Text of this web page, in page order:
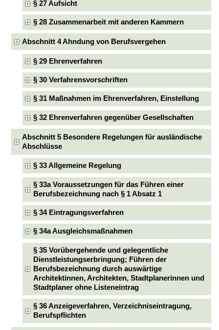
§ 27 Aufsicht
§ 28 Zusammenarbeit mit anderen Kammern
Abschnitt 4 Ahndung von Berufsvergehen
§ 29 Ehrenverfahren
§ 30 Verfahrensvorschriften
§ 31 Maßnahmen im Ehrenverfahren, Einstellung
§ 32 Ehrenverfahren gegenüber Gesellschaften
Abschnitt 5 Besondere Regelungen für ausländische
Abschlüsse
§ 33 Allgemeine Regelung
§ 33a Voraussetzungen für das Führen einer
Berufsbezeichnung nach § 1 Absatz 1
§ 34 Eintragungsverfahren
§ 34a Ausgleichsmaßnahmen
§ 35 Vorübergehende und gelegentliche
Dienstleistungserbringung; Führen der
Berufsbezeichnung durch auswärtige
Architektinnen, Architekten, Stadtplanerinnen und
Stadtplaner ohne Listeneintrag
§ 36 Anzeigeverfahren, Verzeichniseintragung,
Berufspflichten